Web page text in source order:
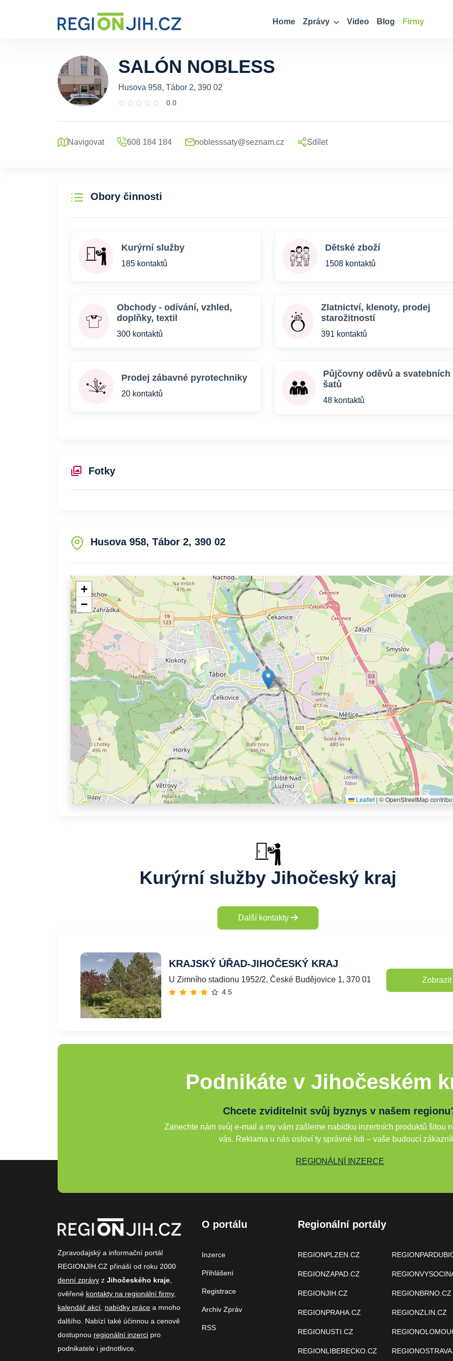
Home Zprávy Video Blog Firmy
SALÓN NOBLESS
Husova 958, Tábor 2, 390 02
0.0
Navigovat 608 184 184 noblesssaty@seznam.cz Sdílet
Obory činnosti
Kurýrní služby
185 kontaktů
Dětské zboží
1508 kontaktů
Obchody - odívání, vzhled,
doplňky, textil
300 kontaktů
Zlatnictví, klenoty, prodej
starožitností
391 kontaktů
Prodej zábavné pyrotechniky
20 kontaktů
Půjčovny oděvů a svatebních
šatů
48 kontaktů
Fotky
Husova 958, Tábor 2, 390 02
+
−
Leaflet | © OpenStreetMap
Kurýrní služby Jihočeský kraj
Další kontakty
KRAJSKÝ ÚŘAD-JIHOČESKÝ KRAJ
U Zimního stadionu 1952/2, České Budějovice 1, 370 01
4.5
Zobrazit
Podnikáte v Jihočeském
Chcete zviditelnit svůj byznys v našem
Zanechte nám svůj e-mail a my vám zašleme nabídku inzertních produktů šitou
vás. Reklama u nás osloví ty správné lidi – vaše budoucí
REGIONÁLNÍ INZERCE
Zpravodajský a informační portál
REGIONJIH.CZ přináší od roku 2000
denní zprávy z Jihočeského kraje
ověřené kontakty na regionální firmy,
kalendář akcí nabídky práce a mnoho
dalšího. Nabízí také účinnou a cenově
dostupnou regionální inzerci pro
podnikatele i jednotlivce.
O portálu
Inzerce
Přihlášení
Registrace
Archiv Zpráv
RSS
Regionální portály
REGIONPLZEN.CZ
REGIONZAPAD.CZ
REGIONJIH.CZ
REGIONPRAHA.CZ
REGIONUSTI.CZ
REGIONLIBERECKO.CZ
REGIONBRNO.CZ
REGIONZLIN.CZ